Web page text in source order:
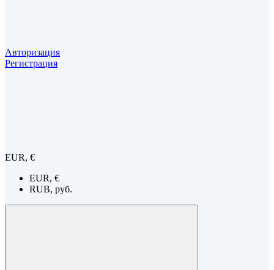
Авторизация
Регистрация
EUR, €
EUR, €
RUB, руб.